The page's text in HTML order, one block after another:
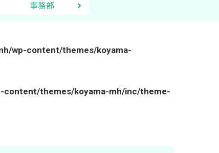
事務部
wp-content/themes/koyama-
content/themes/koyama-mh/inc/theme-